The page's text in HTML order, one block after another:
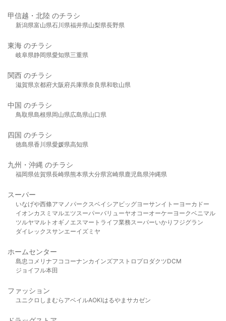
甲信越・北陸 のチラシ
新潟県富山県石川県福井県山梨県長野県
東海 のチラシ
岐阜県静岡県愛知県三重県
関西 のチラシ
滋賀県京都府大阪府兵庫県奈良県和歌山県
中国 のチラシ
鳥取県島根県岡山県広島県山口県
四国 のチラシ
徳島県香川県愛媛県高知県
九州・沖縄 のチラシ
福岡県佐賀県長崎県熊本県大分県宮崎県鹿児島県沖縄県
スーパー
いなげや西條アマノパークスベイシア ビッグヨーサンイトーヨーカドー
イオンカスミ マルエツスーパーバリューヤオコーオーケー ヨークベニマル
ツルヤマルト オギノ エスマート ライフ業務スーパーいかり フジグラン
ダイレックスサンエーイズミヤ
ホームセンター
島忠 コメリ ナフコ コーナンカインズアストロプロダクツDCM
ジョイフル本田
ファッション
ユニクロ しまむら アベイルAOKIはるやま サカゼン